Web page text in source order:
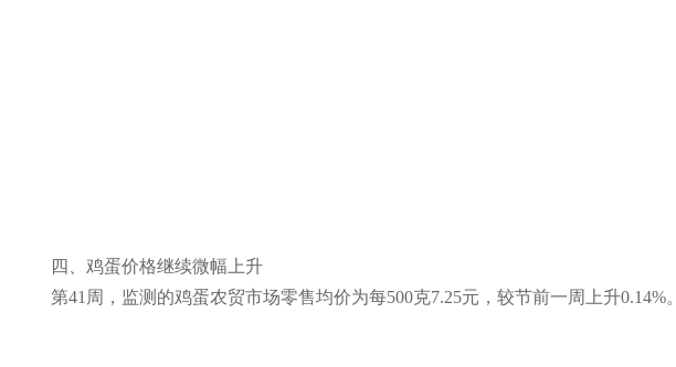
四、鸡蛋价格继续微幅上升
第41周，监测的鸡蛋农贸市场零售均价为每500克7.25元，较节前一周上升0.14%。